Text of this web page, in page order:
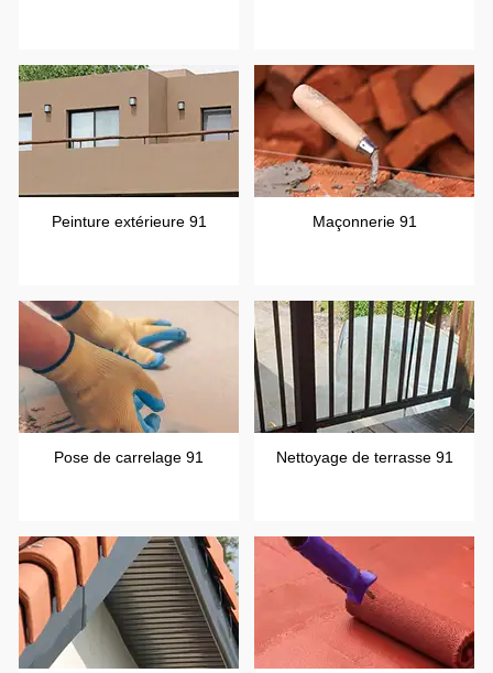
Peinture extérieure 91 Maçonnerie 91
Pose de carrelage 91 Nettoyage de terrasse 91